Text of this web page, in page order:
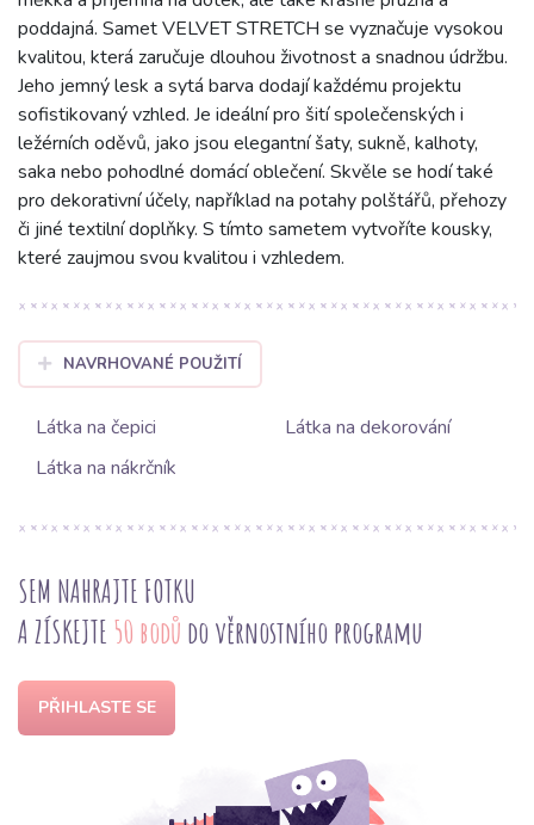
poddajná. Samet VELVET STRETCH se vyznačuje vysokou
kvalitou, která zaručuje dlouhou životnost a snadnou údržbu.
Jeho jemný lesk a sytá barva dodají každému projektu
sofistikovaný vzhled. Je ideální pro šití společenských i
ležérních oděvů, jako jsou elegantní šaty, sukně, kalhoty,
saka nebo pohodlné domácí oblečení. Skvěle se hodí také
pro dekorativní účely, například na potahy polštářů, přehozy
či jiné textilní doplňky. S tímto sametem vytvoříte kousky,
které zaujmou svou kvalitou i vzhledem.
NAVRHOVANÉ POUŽITÍ
Látka na čepici
Látka na dekorování
Látka na nákrčník
SEM NAHRAJTE FOTKU
A ZÍSKEJTE 50 bodů do věrnostního programu
PŘIHLASTE SE